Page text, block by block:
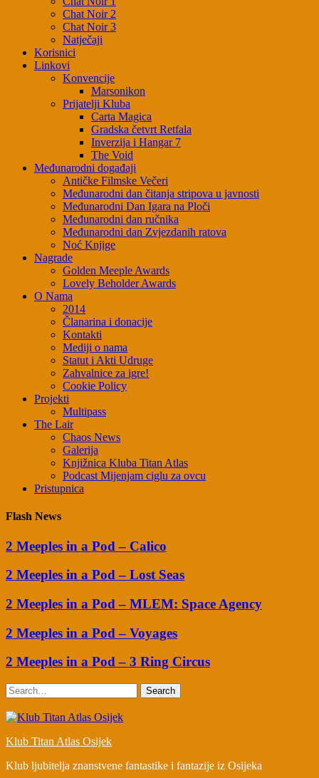
Chat Noir 2
Chat Noir 3
Natječaji
Korisnici
Linkovi
Konvencije
Marsonikon
Prijatelji Kluba
Carta Magica
Gradska četvrt Retfala
Inverzija i Hangar 7
The Void
Međunarodni događaji
Antičke Filmske Večeri
Međunarodni dan čitanja stripova u javnosti
Međunarodni Dan Igara na Ploči
Međunarodni dan ručnika
Međunarodni dan Zvjezdanih ratova
Noć Knjige
Nagrade
Golden Meeple Awards
Lovely Beholder Awards
O Nama
2014
Članarina i donacije
Kontakti
Mediji o nama
Statut i Akti Udruge
Zahvalnice za igre!
Cookie Policy
Projekti
Multipass
The Lair
Chaos News
Galerija
Knjižnica Kluba Titan Atlas
Podcast Mijenjam ciglu za ovcu
Pristupnica
Flash News
2 Meeples in a Pod – Calico
2 Meeples in a Pod – Lost Seas
2 Meeples in a Pod – MLEM: Space Agency
2 Meeples in a Pod – Voyages
2 Meeples in a Pod – 3 Ring Circus
Search
Klub Titan Atlas Osijek
Klub ljubitelja znanstvene fantastike i fantazije iz Osijeka